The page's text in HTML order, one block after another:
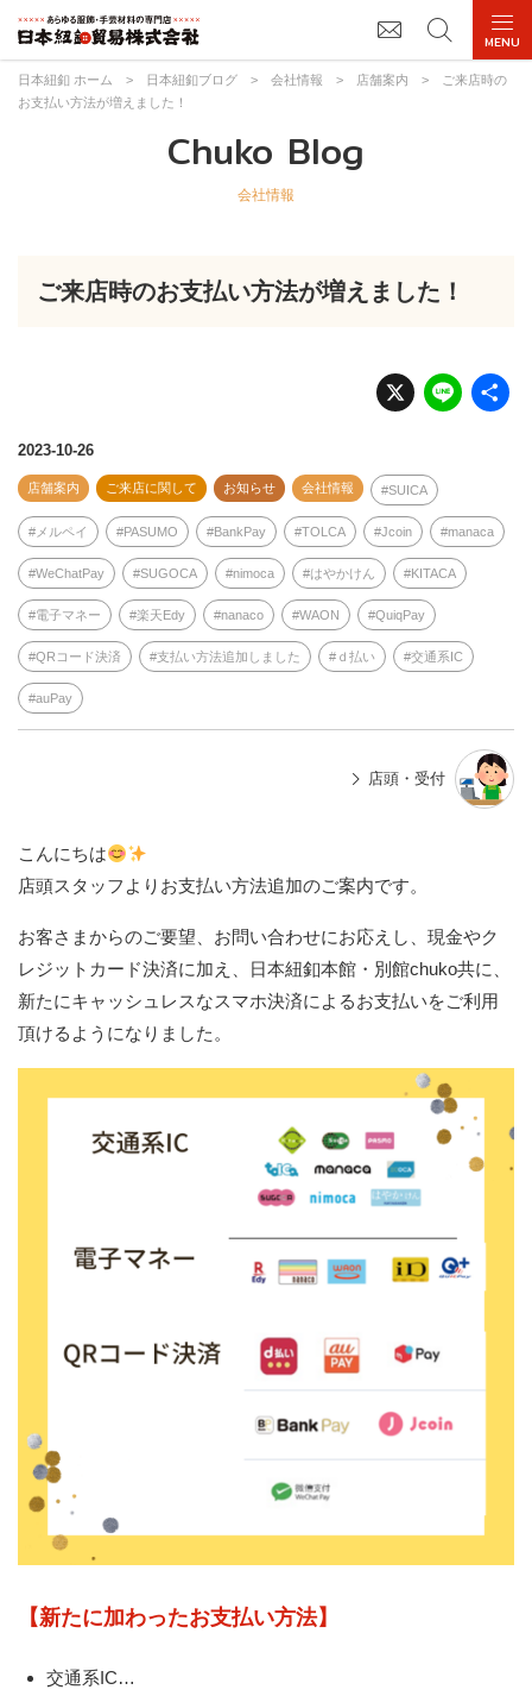
日本紐釦 ホーム > 日本紐釦ブログ > 会社情報 > 店舗案内 >
ご来店時の
お支払い方法が増えました！
Chuko Blog
会社情報
ご来店時のお支払い方法が増えました！
X Li
n
2023-10-26
店舗案内 ご来店に関して お知らせ 会社情報 SUICA
メルペイ PASUMO BankPay TOLCA Jcoin manaca
WeChatPay SUGOCA nimoca はやかけん KITACA
電子マネー 楽天Edy nanaco WAON QuiqPay
QRコード決済 支払い方法追加しました ｄ払い 交通系IC
auPay
店頭・受付
こんにちは
店頭スタッフよりお支払い方法追加のご案内です。
お客さまからのご要望、お問い合わせにお応えし、現金やク
レジットカード決済に加え、日本紐釦本館・別館chuko共に、
新たにキャッシュレスなスマホ決済によるお支払いをご利用
頂けるようになりました。
【新たに加わったお支払い方法】
交通系IC…